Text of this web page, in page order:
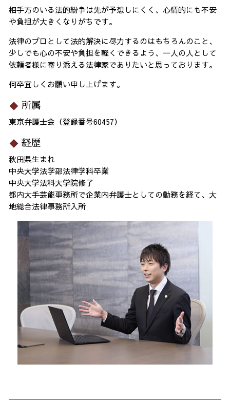
相手方のいる法的紛争は先が予想しにくく、心情的にも不安
や負担が大きくなりがちです。
法律のプロとして法的解決に尽力するのはもちろんのこと、
少しでも心の不安や負担を軽くできるよう、一人の人として
依頼者様に寄り添える法律家でありたいと思っております。
何卒宜しくお願い申し上げます。
所属
東京弁護士会（登録番号60457）
経歴
秋田県生まれ
中央大学法学部法律学科卒業
中央大学法科大学院修了
都内大手芸能事務所で企業内弁護士としての勤務を経て、大
地総合法律事務所入所